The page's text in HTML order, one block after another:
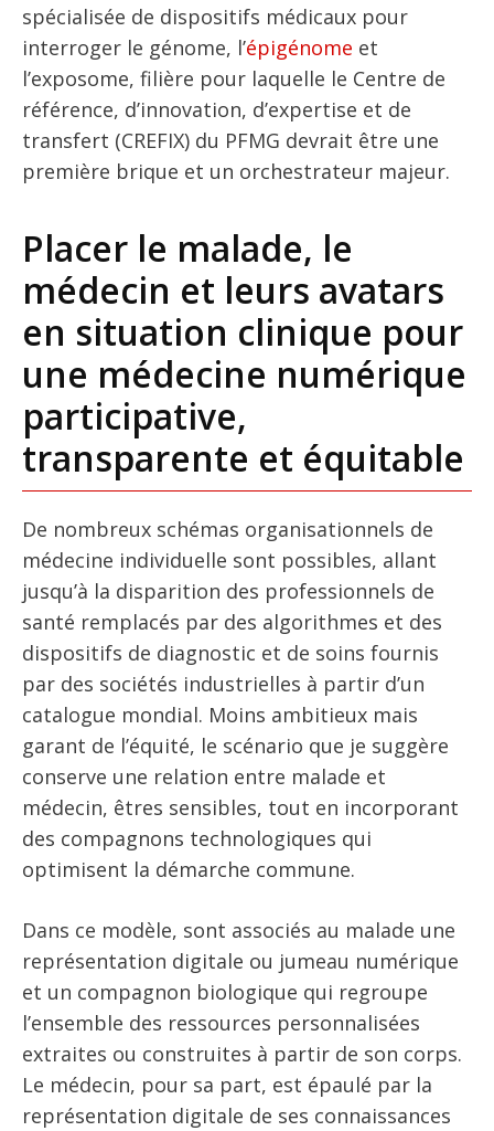
spécialisée de dispositifs médicaux pour
interroger le génome, l’épigénome et
l’exposome, filière pour laquelle le Centre de
référence, d’innovation, d’expertise et de
transfert (CREFIX) du PFMG devrait être une
première brique et un orchestrateur majeur.
Placer le malade, le
médecin et leurs avatars
en situation clinique pour
une médecine numérique
participative,
transparente et équitable
De nombreux schémas organisationnels de
médecine individuelle sont possibles, allant
jusqu’à la disparition des professionnels de
santé remplacés par des algorithmes et des
dispositifs de diagnostic et de soins fournis
par des sociétés industrielles à partir d’un
catalogue mondial. Moins ambitieux mais
garant de l’équité, le scénario que je suggère
conserve une relation entre malade et
médecin, êtres sensibles, tout en incorporant
des compagnons technologiques qui
optimisent la démarche commune.
Dans ce modèle, sont associés au malade une
représentation digitale ou jumeau numérique
et un compagnon biologique qui regroupe
l’ensemble des ressources personnalisées
extraites ou construites à partir de son corps.
Le médecin, pour sa part, est épaulé par la
représentation digitale de ses connaissances